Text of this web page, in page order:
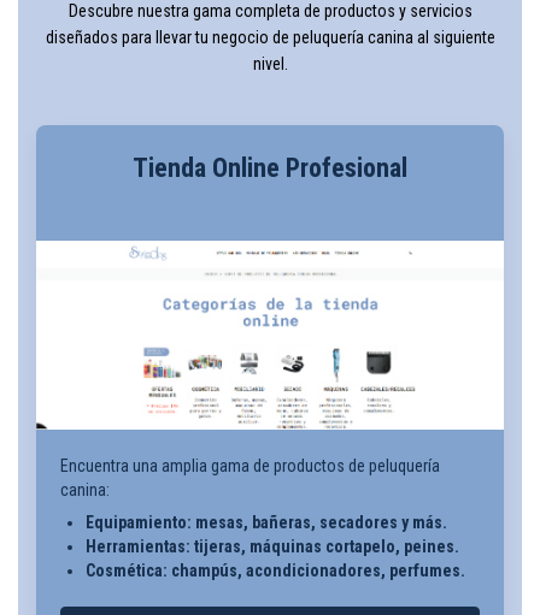
Descubre nuestra gama completa de productos y servicios
diseñados para llevar tu negocio de peluquería canina al siguiente
nivel.
Tienda Online Profesional
Encuentra una amplia gama de productos de peluquería
canina:
Equipamiento: mesas, bañeras, secadores y más.
Herramientas: tijeras, máquinas cortapelo, peines.
Cosmética: champús, acondicionadores, perfumes.